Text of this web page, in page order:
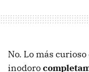
No. Lo más
inodoro